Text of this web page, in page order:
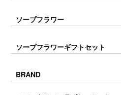
ソープフラワー
ソープフラワーギフトセット
BRAND